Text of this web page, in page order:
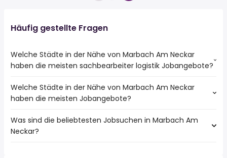
Häufig gestellte Fragen
Welche Städte in der Nähe von Marbach Am Neckar
haben die meisten sachbearbeiter logistik Jobangebote?
Städte in der Nähe von Marbach Am Neckar mit den
meisten sachbearbeiter logistik Jobs:
Backnang
Markgröningen
Welche Städte in der Nähe von Marbach Am Neckar
haben die meisten Jobangebote?
10 Städte in der Nähe von Marbach Am Neckar mit den
meisten Jobangeboten:
Was sind die beliebtesten Jobsuchen in Marbach Am
Neckar?